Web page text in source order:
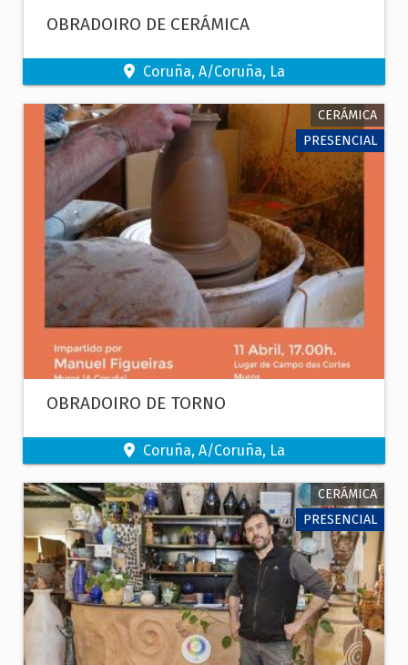
OBRADOIRO DE CERÁMICA
Coruña, A/Coruña, La
CERÁMICA
PRESENCIAL
OBRADOIRO DE TORNO
Coruña, A/Coruña, La
CERÁMICA
PRESENCIAL